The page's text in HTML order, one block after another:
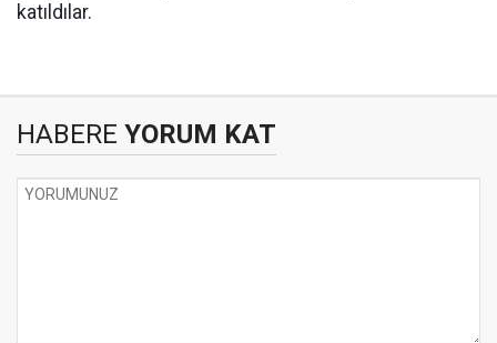
katıldılar.
HABERE YORUM KAT